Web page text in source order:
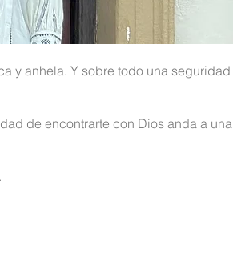
y anhela. Y sobre todo una seguridad
de encontrarte con Dios anda a una